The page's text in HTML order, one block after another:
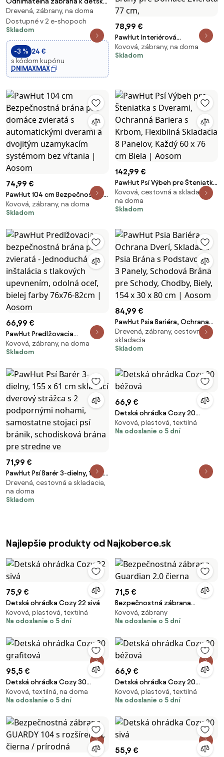
posteli MAX - 1x dlhá + 1x krátka
- svetlý dub - 153 cm
Drevená, zábrany, na doma
Dostupné v 2 e-shopoch
Skladom
-3 % 24 €
s kódom kupónu
DNIMAXMAX
78,99 €
PawHut Interiérová
Bezpečnostná Brána pre Psov,
Brána pre Psov s 2 Predĺženiami
Kovová, zábrany, na doma
Skladom
74,99 €
PawHut 104 cm Bezpečnostná
brána pre domáce zvieratá s
automatickými dverami a
systémom bez vŕtania | Aosom
Kovová, zábrany, na doma
Skladom
142,99 €
PawHut Psí Výbeh pre Šteniatka
s Dverami, Ochranná Bariera s
Krbom, Flexibilná Skladacia 8
Panelov, Každý 60 x 76 cm Biela
Kovová, cestovná a skladacia,
na doma
Skladom
66,99 €
PawHut Predlžovacia
bezpečnostná brána pre
zvieratá - Jednoduchá
upevnením, odolná oceľ, bielej
farby 76x76-82cm | Aosom
Kovová, zábrany, na doma
Skladom
84,99 €
PawHut Psia Bariéra, Ochrana
Dverí, Skladacia Psia Brána s
Podstavcom, 3 Panely,
Schodová Brána pre Schody,
Aosom
Drevená, zábrany, cestovná a
skladacia
Skladom
71,99 €
PawHut Psí Barér 3-dielny, 155 x
61 cm skladací dverový strážca
s 2 podpornými nohami,
samostatne stojaci psí bránik,
Drevená, cestovná a skladacia,
na doma
Skladom
66,9 €
Detská ohrádka Cozy 20
béžová
Kovová, plastová, textilná
Na odoslanie o 5 dní
Najlepšie produkty od Najkoberce.sk
75,9 €
Detská ohrádka Cozy 22 sivá
Kovová, plastová, textilná
Na odoslanie o 5 dní
71,5 €
Bezpečnostná zábrana
Guardian 2.0 čierna
Kovová, zábrany
Na odoslanie o 5 dní
95,5 €
Detská ohrádka Cozy 30
grafitová
Kovová, textilná, na doma
Na odoslanie o 5 dní
66,9 €
Detská ohrádka Cozy 20
béžová
Kovová, plastová, textilná
Na odoslanie o 5 dní
55,9 €